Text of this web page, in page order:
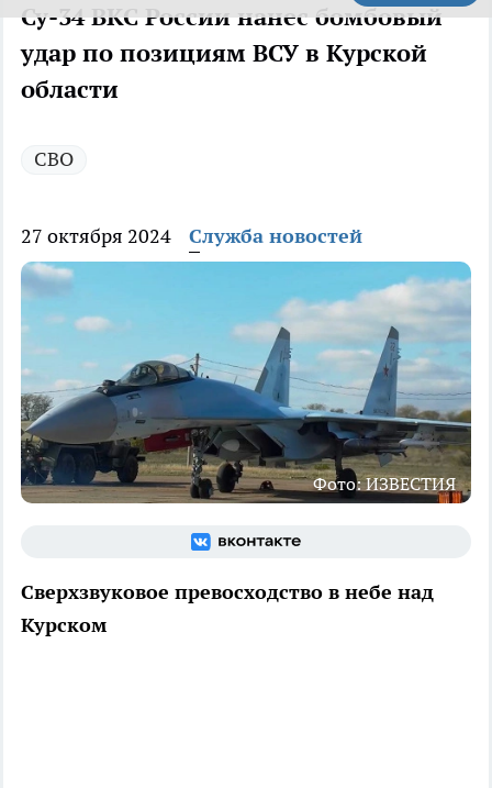
Су-34 ВКС России нанес бомбовый
удар по позициям ВСУ в Курской
области
СВО
27 октября 2024 Служба новостей
Фото: ИЗВЕСТИЯ
Сверхзвуковое превосходство в небе над
Курском